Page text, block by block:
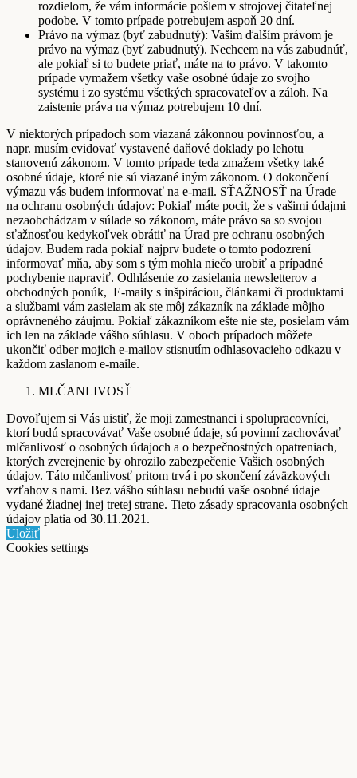
rozdielom, že vám informácie pošlem v strojovej čitateľnej
podobe. V tomto prípade potrebujem aspoň 20 dní.
Právo na výmaz (byť zabudnutý): Vašim ďalším právom je
právo na výmaz (byť zabudnutý). Nechcem na vás zabudnúť,
ale pokiaľ si to budete priať, máte na to právo. V takomto
prípade vymažem všetky vaše osobné údaje zo svojho
systému i zo systému všetkých spracovateľov a záloh. Na
zaistenie práva na výmaz potrebujem 10 dní.
V niektorých prípadoch som viazaná zákonnou povinnosťou, a
napr. musím evidovať vystavené daňové doklady po lehotu
stanovenú zákonom. V tomto prípade teda zmažem všetky také
osobné údaje, ktoré nie sú viazané iným zákonom. O dokončení
výmazu vás budem informovať na e-mail. SŤAŽNOSŤ na Úrade
na ochranu osobných údajov: Pokiaľ máte pocit, že s vašimi údajmi
nezaobchádzam v súlade so zákonom, máte právo sa so svojou
sťažnosťou kedykoľvek obrátiť na Úrad pre ochranu osobných
údajov. Budem rada pokiaľ najprv budete o tomto podozrení
informovať mňa, aby som s tým mohla niečo urobiť a prípadné
pochybenie napraviť. Odhlásenie zo zasielania newsletterov a
obchodných ponúk, E-maily s inšpiráciou, článkami či produktami
a službami vám zasielam ak ste môj zákazník na základe môjho
oprávneného záujmu. Pokiaľ zákazníkom ešte nie ste, posielam vám
ich len na základe vášho súhlasu. V oboch prípadoch môžete
ukončiť odber mojich e-mailov stisnutím odhlasovacieho odkazu v
každom zaslanom e-maile.
MLČANLIVOSŤ
Dovoľujem si Vás uistiť, že moji zamestnanci i spolupracovníci,
ktorí budú spracovávať Vaše osobné údaje, sú povinní zachovávať
mlčanlivosť o osobných údajoch a o bezpečnostných opatreniach,
ktorých zverejnenie by ohrozilo zabezpečenie Vašich osobných
údajov. Táto mlčanlivosť pritom trvá i po skončení záväzkových
vzťahov s nami. Bez vášho súhlasu nebudú vaše osobné údaje
vydané žiadnej inej tretej strane. Tieto zásady spracovania osobných
údajov platia od 30.11.2021.
Uložiť
Cookies settings